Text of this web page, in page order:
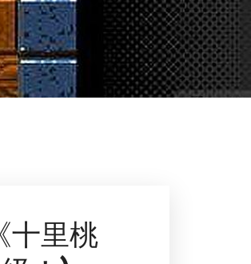
十里桃